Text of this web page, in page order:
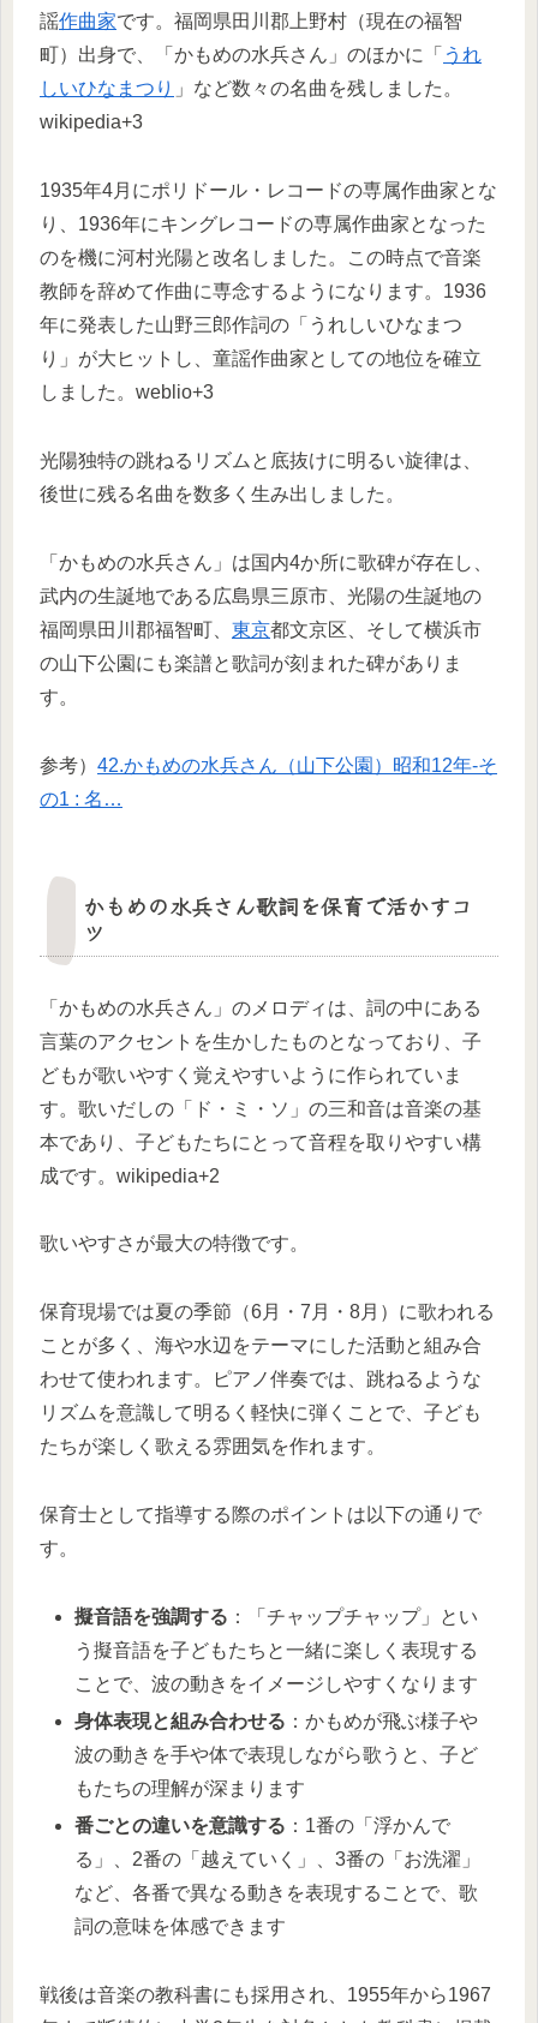
謡作曲家です。福岡県田川郡上野村（現在の福智
町）出身で、「かもめの水兵さん」のほかに「 うれ
しいひなまつり 」など数々の名曲を残しました。
wikipedia+3
1935年4月にポリドール・レコードの専属作曲家とな
り、1936年にキングレコードの専属作曲家となった
のを機に河村光陽と改名しました。この時点で音楽
教師を辞めて作曲に専念するようになります。1936
年に発表した山野三郎作詞の「うれしいひなまつ
り」が大ヒットし、童謡作曲家としての地位を確立
しました。weblio+3
光陽独特の跳ねるリズムと底抜けに明るい旋律は、
後世に残る名曲を数多く生み出しました。
「かもめの水兵さん」は国内4か所に歌碑が存在し、
武内の生誕地である広島県三原市、光陽の生誕地の
福岡県田川郡福智町、 東京都文京区、そして横浜市
の山下公園にも楽譜と歌詞が刻まれた碑がありま
す。
参考） 42.かもめの水兵さん（山下公園）昭和12年-そ
の1 : 名…
かもめの水兵さん歌詞を保育で活かすコ
ツ
「かもめの水兵さん」のメロディは、詞の中にある
言葉のアクセントを生かしたものとなっており、子
どもが歌いやすく覚えやすいように作られていま
す。歌いだしの「ド・ミ・ソ」の三和音は音楽の基
本であり、子どもたちにとって音程を取りやすい構
成です。wikipedia+2
歌いやすさが最大の特徴です。
保育現場では夏の季節（6月・7月・8月）に歌われる
ことが多く、海や水辺をテーマにした活動と組み合
わせて使われます。ピアノ伴奏では、跳ねるような
リズムを意識して明るく軽快に弾くことで、子ども
たちが楽しく歌える雰囲気を作れます。
保育士として指導する際のポイントは以下の通りで
す。
擬音語を強調する ：「チャップチャップ」とい
う擬音語を子どもたちと一緒に楽しく表現する
ことで、波の動きをイメージしやすくなります
身体表現と組み合わせる ：かもめが飛ぶ様子や
波の動きを手や体で表現しながら歌うと、子ど
もたちの理解が深まります
番ごとの違いを意識する ：1番の「浮かんで
る」、2番の「越えていく」、3番の「お洗濯」
など、各番で異なる動きを表現することで、歌
詞の意味を体感できます
戦後は音楽の教科書にも採用され、1955年から1967